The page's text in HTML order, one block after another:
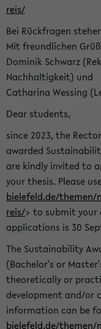
reis/
Bei Rückfragen
Mit freundlichen
Dominik Schwarz
Nachhaltigkeit) und
Catharina Wessing
Dear students,
since 2023, the
awarded
are kindly invited to
your thesis. Please
bielefeld.de/
reis/> to submit your
applications is 30
The Sustainability
(Bachelor's or
theoretically or
development and/or
information can be
bielefeld.de/